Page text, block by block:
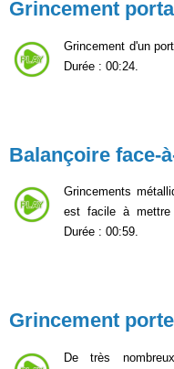
Grincement
Grincement d'un
Durée : 00:24.
Balançoire face-
Grincements
est facile à mettre
Durée : 00:59.
Grincement
De très